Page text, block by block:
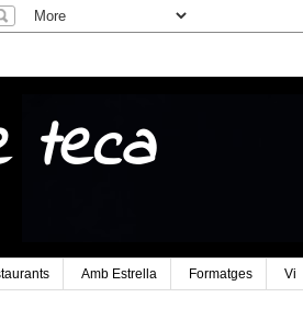
teca
Amb Estrella Formatges Vi